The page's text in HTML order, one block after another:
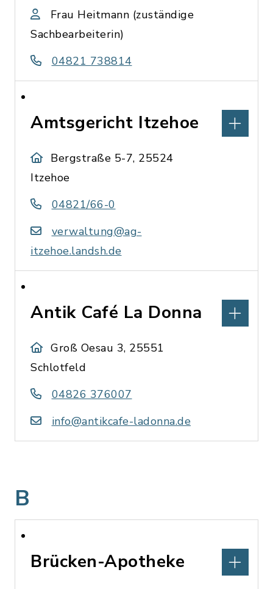
Frau Heitmann (zuständige
Sachbearbeiterin)
04821 738814
Amtsgericht Itzehoe
Bergstraße 5-7, 25524
Itzehoe
04821/66-0
verwaltung@ag-
itzehoe.landsh.de
Antik Café La Donna
Groß Oesau 3, 25551
Schlotfeld
04826 376007
info@antikcafe-ladonna.de
B
Brücken-Apotheke